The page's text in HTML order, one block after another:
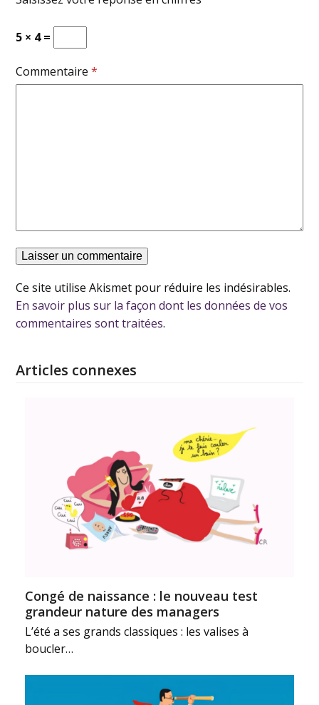
5 × 4 =
Commentaire*
Ce site utilise Akismet pour réduire les indésirables.
En savoir plus sur la façon dont les données de vos
commentaires sont traitées.
Articles connexes
Congé de naissance : le nouveau test
grandeur nature des managers
L’été a ses grands classiques : les valises à
boucler…